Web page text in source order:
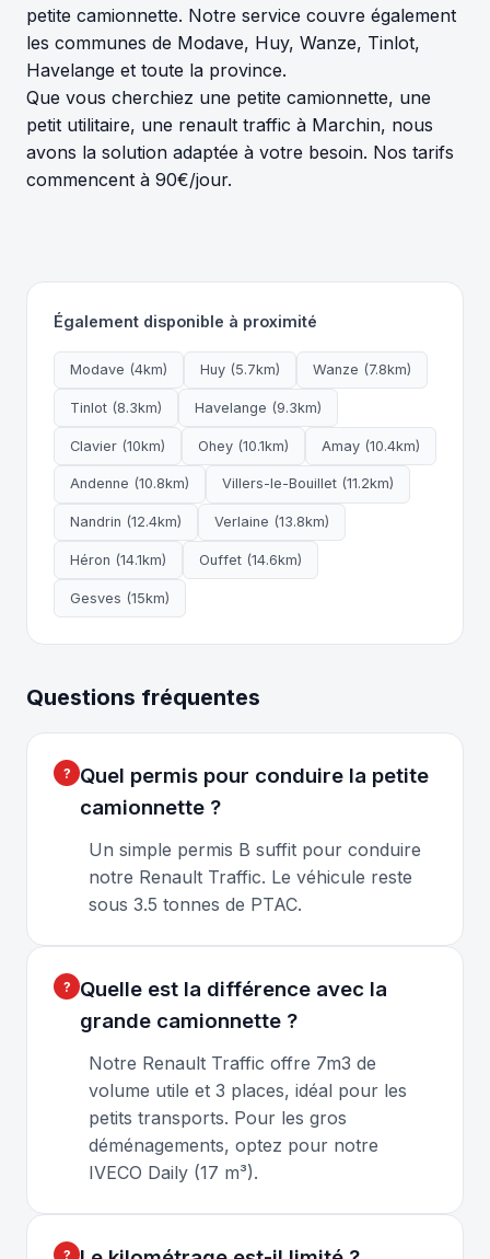
petite camionnette. Notre service couvre également
les communes de Modave, Huy, Wanze, Tinlot,
Havelange et toute la province.
Que vous cherchiez une petite camionnette, une
petit utilitaire, une renault traffic à Marchin, nous
avons la solution adaptée à votre besoin. Nos tarifs
commencent à 90€/jour.
Également disponible à proximité
Modave (4km) Huy (5.7km) Wanze (7.8km)
Tinlot (8.3km) Havelange (9.3km)
Clavier (10km) Ohey (10.1km) Amay (10.4km)
Andenne (10.8km) Villers-le-Bouillet (11.2km)
Nandrin (12.4km) Verlaine (13.8km)
Héron (14.1km) Ouffet (14.6km)
Gesves (15km)
Questions fréquentes
Quel permis pour conduire la petite
camionnette ?
Un simple permis B suffit pour conduire
notre Renault Traffic. Le véhicule reste
sous 3.5 tonnes de PTAC.
Quelle est la différence avec la
grande camionnette ?
Notre Renault Traffic offre 7m3 de
volume utile et 3 places, idéal pour les
petits transports. Pour les gros
déménagements, optez pour notre
IVECO Daily (17 m³).